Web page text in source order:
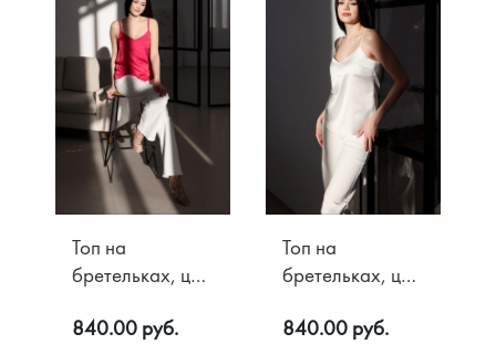
Топ на
бретельках, цв.
840.00 руб.
Топ на
бретельках, цв.
840.00 руб.